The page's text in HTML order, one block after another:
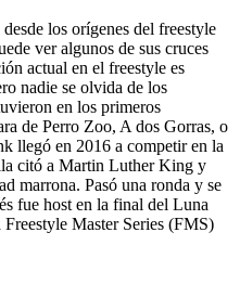
los orígenes del freestyle
ver algunos de sus cruces
actual en el freestyle es
nadie se olvida de los
en los primeros
de Perro Zoo, A dos Gorras, o
llegó en 2016 a competir en la
citó a Martin Luther King y
marrona. Pasó una ronda y se
fue host en la final del Luna
Master Series (FMS)